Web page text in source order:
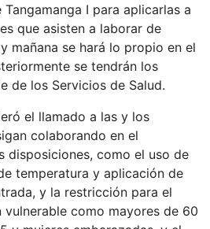
I para aplicarlas a
que asisten a laborar de
mañana se hará lo propio en el
se tendrán los
de los Servicios de Salud.
el llamado a las y los
colaborando en el
disposiciones, como el uso de
temperatura y aplicación de
y la restricción para el
como mayores de 60